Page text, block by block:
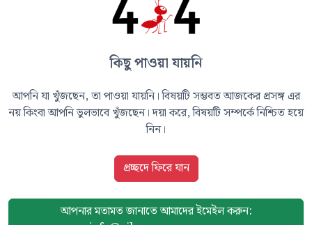
কিছু পাওয়া যায়নি
আপনি যা খুঁজছেন, তা পাওয়া যায়নি। বিষয়টি সম্ভবত আজকের প্রসঙ্গ এর
নয় কিংবা আপনি ভুলভাবে খুঁজছেন। দয়া করে, বিষয়টি সম্পর্কে নিশ্চিত হয়ে
নিন।
প্রচ্ছদে ফিরে যান
আপনার মতামত জানাতে আমাদেরইমেইল করুন: